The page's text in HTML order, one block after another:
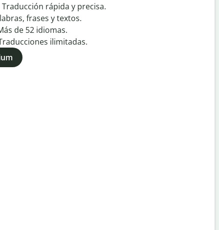
Traducción rápida y precisa.
frases y textos.
de 52 idiomas.
ilimitadas.